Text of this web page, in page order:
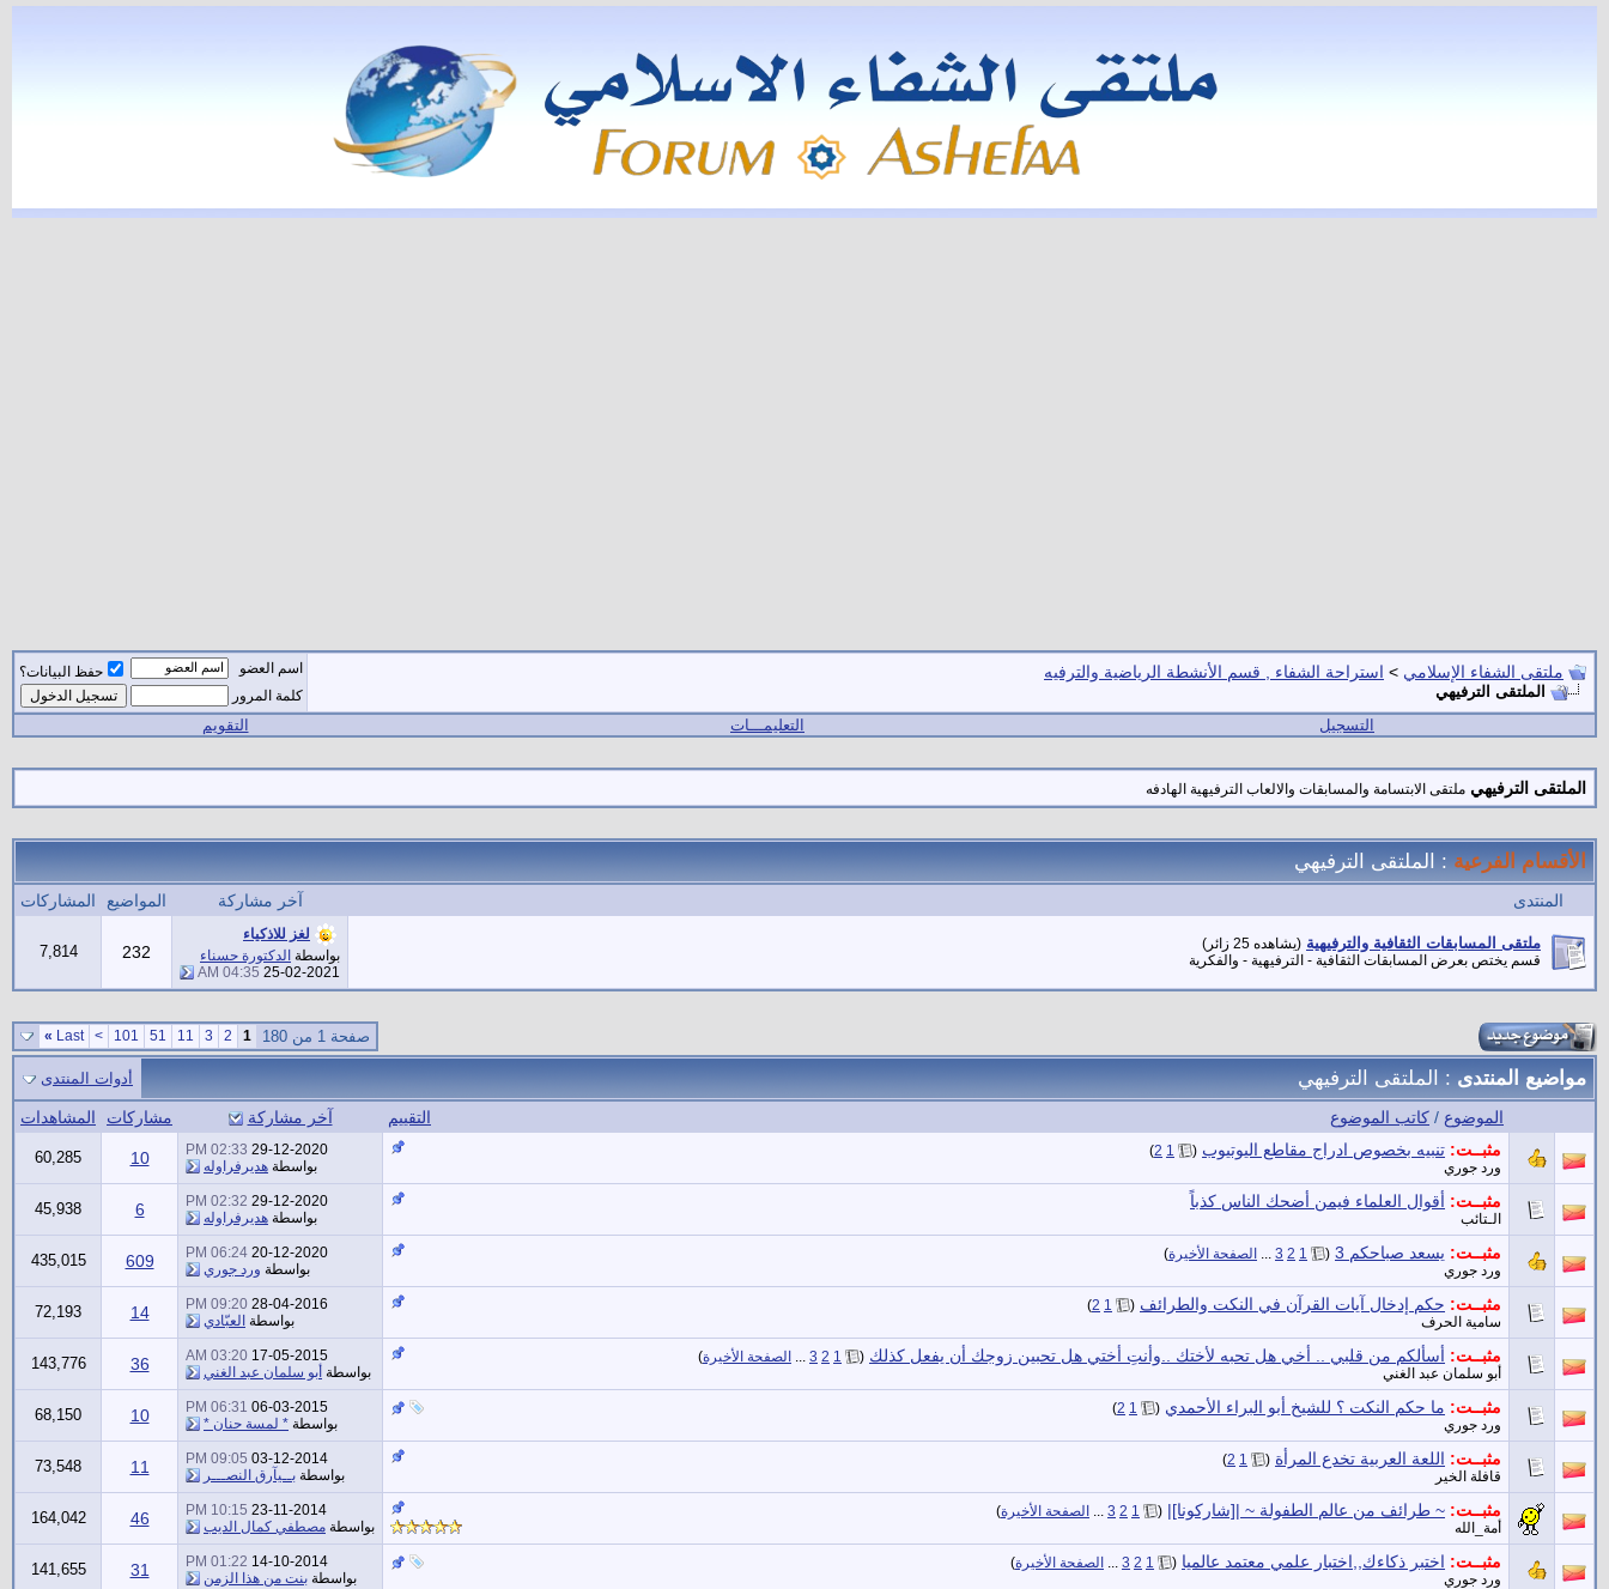
ملتقى الشفاء الإسلامي > استراحة الشفاء , قسم الأنشطة الرياضية والترفيه
الملتقى الترفيهي
اسم العضو
حفظ البيانات؟
كلمة المرور
التسجيل التعليمـــات التقويم
الملتقى الترفيهي ملتقى الابتسامة والمسابقات والالعاب الترفيهية الهادفه
الأقسام الفرعية: الملتقى الترفيهي
المنتدى آخر مشاركة المواضيع المشاركات
ملتقى المسابقات الثقافية والترفيهية (يشاهده 25 زائر)
قسم يختص بعرض المسابقات الثقافية - الترفيهية - والفكرية
لغز للاذكياء
بواسطة الدكتورة حسناء
25-02-2021
04:35 AM
232
7,814
صفحة 1 من 180 1
2
3
11
51
101
>
Last
»
مواضيع المنتدى: الملتقى الترفيهي أدوات المنتدى
التقييم الموضوع / كاتب الموضوع آخر مشاركة مشاركات
المشاهدات
مثبــت: تنبيه بخصوص ادراج مقاطع اليوتيوب (
1
2
)
ورد جوري
29-12-2020
02:33 PM
بواسطة هديرفراوله 10
60,285
مثبــت: أقوال العلماء فيمن أضحك الناس كذباً
الـتائب
29-12-2020
02:32 PM
بواسطة هديرفراوله 6
45,938
مثبــت: يسعد صباحكم 3 (
1
2
3 الصفحة الأخيرة)
ورد جوري
20-12-2020
06:24 PM
بواسطة ورد جوري 609
435,015
مثبــت: حكم إدخال آيات القرآن في النكت والطرائف (
1
2
)
سامية الحرف
28-04-2016
09:20 PM
بواسطة العبّادي 14
72,193
مثبــت: أسألكم من قلبي .. أخي هل تحبه لأختك ..وأنتِ أختي هل تحبين زوجك أن يفعل كذلك (
1
2
3 الصفحة الأخيرة)
أبو سلمان عبد الغني
17-05-2015
03:20 AM
بواسطة أبو سلمان عبد الغني 36
143,776
مثبــت: ما حكم النكت ؟ للشيخ أبو البراء الأحمدي (
1
2
)
ورد جوري
06-03-2015
06:31 PM
بواسطة * لمسة حنان * 10
68,150
مثبــت: اللعة العربية تخدع المرأة (
1
2
)
قافلة الخير
03-12-2014
09:05 PM
بواسطة بــيآرق النصـــر 11
73,548
مثبــت: ~ طرائف من عالم الطفولة ~ |[شاركونا]| (
1
2
3 الصفحة الأخيرة)
أمة_الله
23-11-2014
10:15 PM
بواسطة مصطفي كمال الديب 46
164,042
مثبــت: اختبر ذكاءك,,اختبار علمي معتمد عالميا (
1
2
3 الصفحة الأخيرة)
ورد جوري
14-10-2014
01:22 PM
بواسطة بنت من هذا الزمن 31
141,655